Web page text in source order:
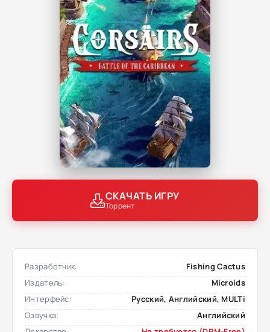
СКАЧАТЬ ИГРУ
Торрент
Разработчик:
Fishing Cactus
Издатель:
Microids
Интерфейс:
Русский, Английский, MULTi
Озвучка:
Английский